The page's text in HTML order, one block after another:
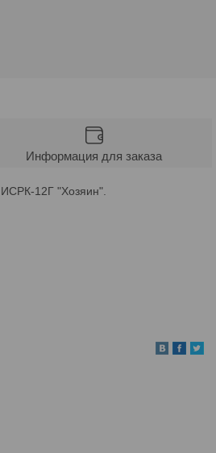
Информация для заказа
12Г "Хозяин".